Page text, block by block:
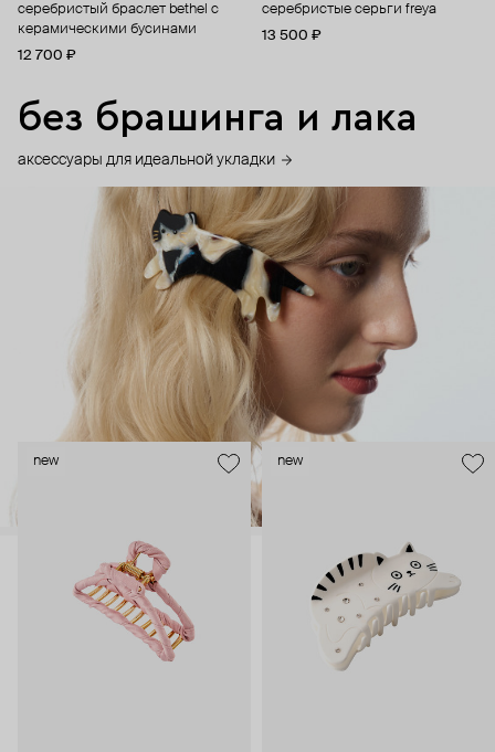
серебристый браслет bethel с
керамическими бусинами
12 700 ₽
серебристые серьги freya
13 500 ₽
без брашинга и лака
аксессуары для идеальной укладки
new new